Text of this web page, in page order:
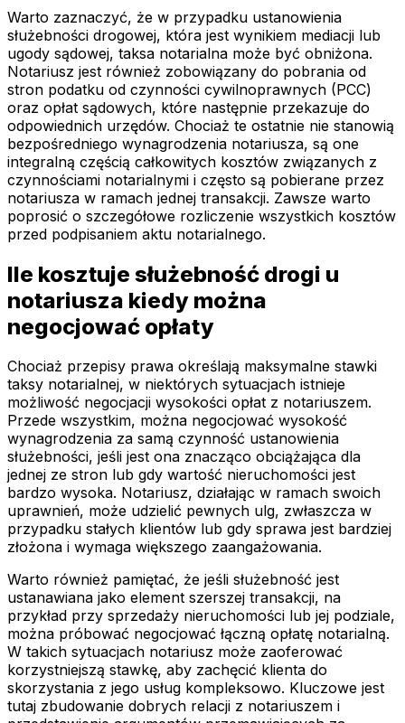
Warto zaznaczyć, że w przypadku ustanowienia
służebności drogowej, która jest wynikiem mediacji lub
ugody sądowej, taksa notarialna może być obniżona.
Notariusz jest również zobowiązany do pobrania od
stron podatku od czynności cywilnoprawnych (PCC)
oraz opłat sądowych, które następnie przekazuje do
odpowiednich urzędów. Chociaż te ostatnie nie stanowią
bezpośredniego wynagrodzenia notariusza, są one
integralną częścią całkowitych kosztów związanych z
czynnościami notarialnymi i często są pobierane przez
notariusza w ramach jednej transakcji. Zawsze warto
poprosić o szczegółowe rozliczenie wszystkich kosztów
przed podpisaniem aktu notarialnego.
Ile kosztuje służebność drogi u
notariusza kiedy można
negocjować opłaty
Chociaż przepisy prawa określają maksymalne stawki
taksy notarialnej, w niektórych sytuacjach istnieje
możliwość negocjacji wysokości opłat z notariuszem.
Przede wszystkim, można negocjować wysokość
wynagrodzenia za samą czynność ustanowienia
służebności, jeśli jest ona znacząco obciążająca dla
jednej ze stron lub gdy wartość nieruchomości jest
bardzo wysoka. Notariusz, działając w ramach swoich
uprawnień, może udzielić pewnych ulg, zwłaszcza w
przypadku stałych klientów lub gdy sprawa jest bardziej
złożona i wymaga większego zaangażowania.
Warto również pamiętać, że jeśli służebność jest
ustanawiana jako element szerszej transakcji, na
przykład przy sprzedaży nieruchomości lub jej podziale,
można próbować negocjować łączną opłatę notarialną.
W takich sytuacjach notariusz może zaoferować
korzystniejszą stawkę, aby zachęcić klienta do
skorzystania z jego usług kompleksowo. Kluczowe jest
tutaj zbudowanie dobrych relacji z notariuszem i